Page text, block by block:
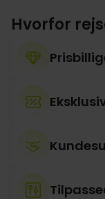
Hvorfor